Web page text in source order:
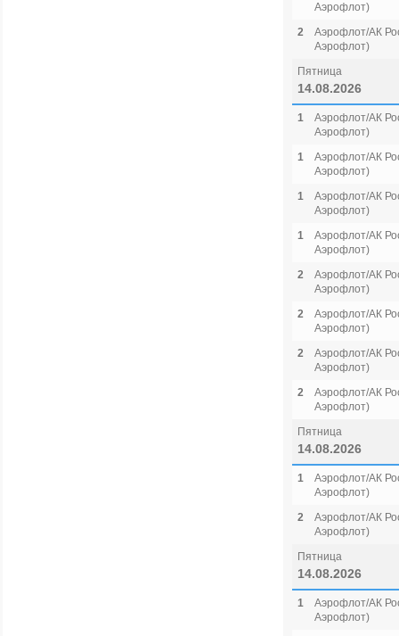
Аэрофлот)
2
Аэрофлот/АК
Аэрофлот)
Пятница
14.08.2026
1
Аэрофлот/АК
Аэрофлот)
1
Аэрофлот/АК
Аэрофлот)
1
Аэрофлот/АК
Аэрофлот)
1
Аэрофлот/АК
Аэрофлот)
2
Аэрофлот/АК
Аэрофлот)
2
Аэрофлот/АК
Аэрофлот)
2
Аэрофлот/АК
Аэрофлот)
2
Аэрофлот/АК
Аэрофлот)
Пятница
14.08.2026
1
Аэрофлот/АК
Аэрофлот)
2
Аэрофлот/АК
Аэрофлот)
Пятница
14.08.2026
1
Аэрофлот/АК
Аэрофлот)